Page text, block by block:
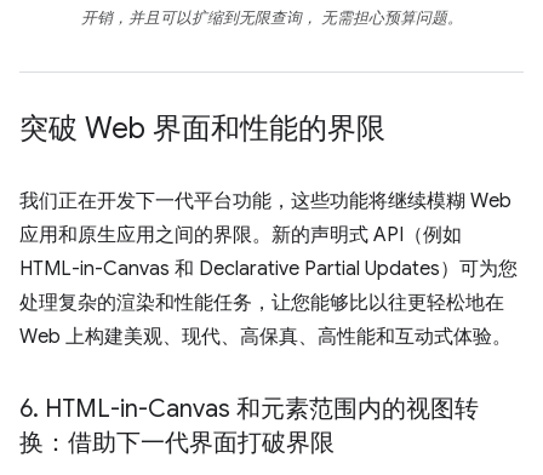
开销，并且可以扩缩到无限查询， 无需担心预算问题。
突破 Web 界面和性能的界限
我们正在开发下一代平台功能，这些功能将继续模糊 Web
应用和原生应用之间的界限。新的声明式 API（例如
HTML-in-Canvas 和 Declarative Partial Updates）可为您
处理复杂的渲染和性能任务，让您能够比以往更轻松地在
Web 上构建美观、现代、高保真、高性能和互动式体验。
6. HTML-in-Canvas 和元素范围内的视图转
换：借助下一代界面打破界限